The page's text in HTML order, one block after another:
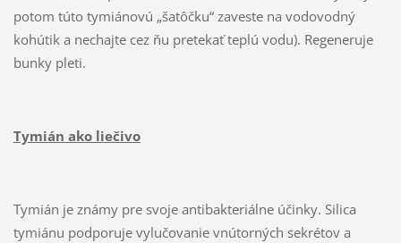
potom túto tymiánovú „šatôčku“ zaveste na vodovodný
kohútik a nechajte cez ňu pretekať teplú vodu). Regeneruje
bunky pleti.
Tymián ako liečivo
Tymián je známy pre svoje antibakteriálne účinky. Silica
tymiánu podporuje vylučovanie vnútorných sekrétov a